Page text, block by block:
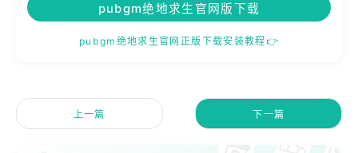
pubgm绝地求生官网版下载
pubgm绝地求生官网正版下载安装教程👉
上一篇 下一篇